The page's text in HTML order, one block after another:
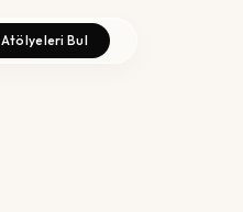
Atölyeleri Bul